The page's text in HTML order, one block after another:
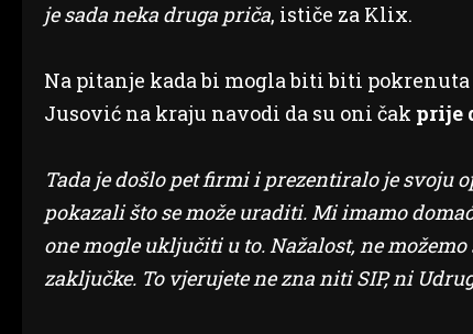
je sada neka druga priča, ističe za Klix.
Na pitanje kada bi mogla biti biti
Jusović na kraju navodi da su oni čak prije
Tada je došlo pet firmi i prezentiralo je svoju
pokazali što se može uraditi. Mi imamo
one mogle uključiti u to. Nažalost, ne
zaključke. To vjerujete ne zna niti SIP, ni